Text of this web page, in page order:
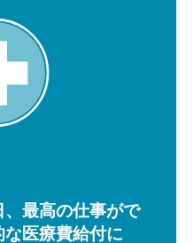
最高の仕事がで
医療費給付に